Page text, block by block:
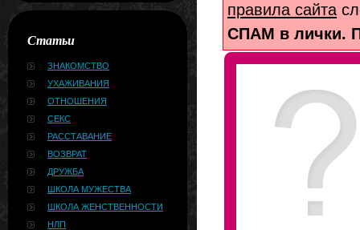
Статьи
ЗНАКОМСТВО
УХАЖИВАНИЯ
ОТНОШЕНИЯ
СЕКС
РАССТАВАНИЕ
ВОЗВРАТ
ДРУЖБА
ШКОЛА МУЖЕСТВА
ШКОЛА ЖЕНСТВЕННОСТИ
НЛП
правила сайта
СПАМ в лички.